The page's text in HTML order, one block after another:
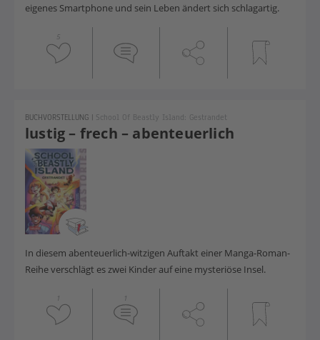
eigenes Smartphone und sein Leben ändert sich schlagartig.
5
lustig – frech – abenteuerlich
BUCHVORSTELLUNG | School Of Beastly Island: Gestrandet
In diesem abenteuerlich-witzigen Auftakt einer Manga-Roman-
Reihe verschlägt es zwei Kinder auf eine mysteriöse Insel.
1 1